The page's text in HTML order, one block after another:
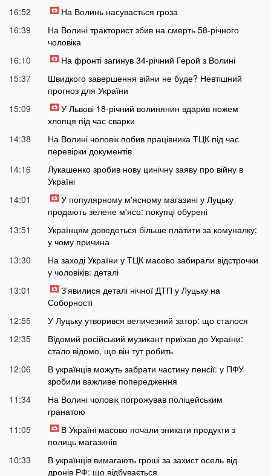
16:52
На Волинь насувається гроза
16:39
На Волині тракторист збив на смерть 58-річного
чоловіка
16:10
На фронті загинув 34-річний Герой з Волині
15:37
Швидкого завершення війни не буде? Невтішний
прогноз для України
15:09
У Львові 18-річний волинянин вдарив ножем
хлопця під час сварки
14:38
На Волині чоловік побив працівника ТЦК під час
перевірки документів
14:16
Лукашенко зробив нову цинічну заяву про війну в
Україні
14:01
У популярному м'ясному магазині у Луцьку
продають зелене м'ясо: покупці обурені
13:51
Українцям доведеться більше платити за комуналку:
у чому причина
13:30
На заході України у ТЦК масово забирали відстрочки
у чоловіків: деталі
13:01
Зʼявилися деталі нічної ДТП у Луцьку на
Соборності
12:55
У Луцьку утворився величезний затор: що сталося
12:35
Відомий російський музикант приїхав до України:
стало відомо, що він тут робить
12:06
В українців можуть забрати частину пенсії: у ПФУ
зробили важливе попередження
11:34
На Волині чоловік погрожував поліцейським
гранатою
11:05
В Україні масово почали зникати продукти з
полиць магазинів
10:33
В українців вимагають гроші за захист осель від
дронів РФ: що відбувається